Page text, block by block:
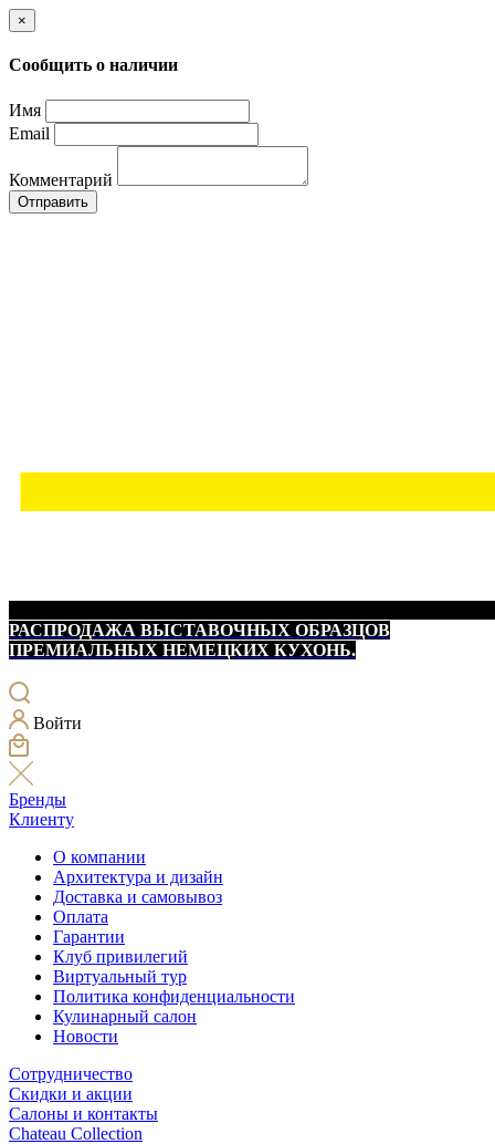
×
Сообщить о наличии
Имя
Email
Комментарий
Отправить
РАСПРОДАЖА ВЫСТАВОЧНЫХ ОБРАЗЦОВ
ПРЕМИАЛЬНЫХ НЕМЕЦКИХ КУХОНЬ.
Войти
Бренды
Клиенту
О компании
Архитектура и дизайн
Доставка и самовывоз
Оплата
Гарантии
Клуб привилегий
Виртуальный тур
Политика конфиденциальности
Кулинарный салон
Новости
Сотрудничество
Скидки и акции
Салоны и контакты
Chateau Collection